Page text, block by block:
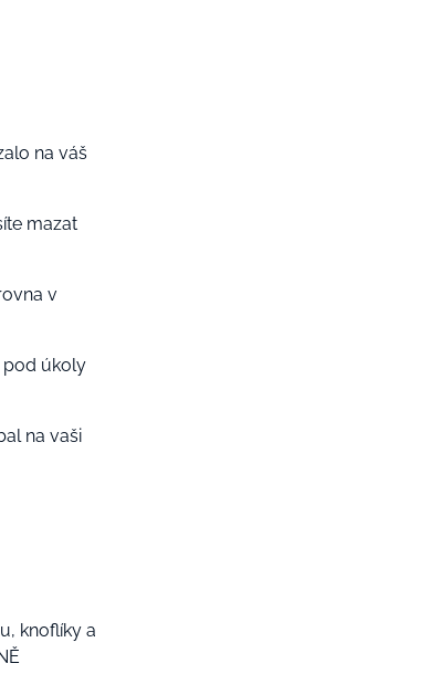
na váš
mazat
v
pod úkoly
na vaši
knoflíky a